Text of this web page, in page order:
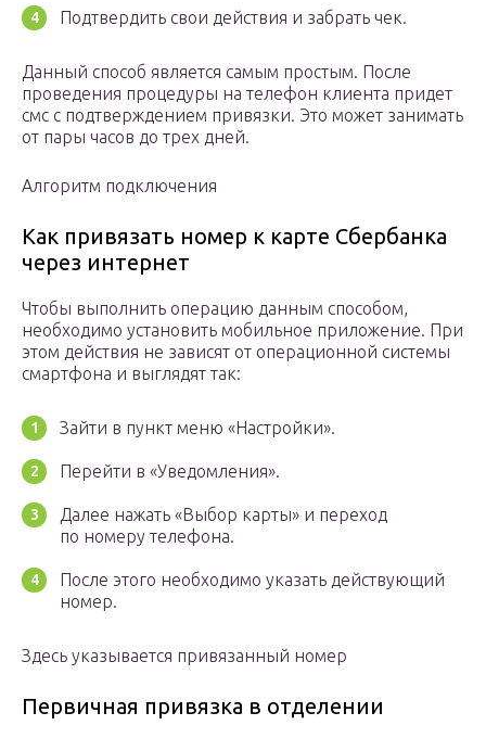
Подтвердить свои действия и забрать чек.
Данный способ является самым простым. После
проведения процедуры на телефон клиента придет
смс с подтверждением привязки. Это может занимать
от пары часов до трех дней.
Алгоритм подключения
Как привязать номер к карте Сбербанка
через интернет
Чтобы выполнить операцию данным способом,
необходимо установить мобильное приложение. При
этом действия не зависят от операционной системы
смартфона и выглядят так:
Зайти в пункт меню «Настройки».
Перейти в «Уведомления».
Далее нажать «Выбор карты» и переход
по номеру телефона.
После этого необходимо указать действующий
номер.
Здесь указывается привязанный номер
Первичная привязка в отделении